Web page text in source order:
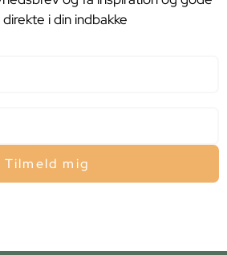
i din indbakke
Tilmeld mig